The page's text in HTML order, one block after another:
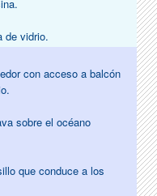
de vidrio.
con acceso a balcón
sobre el océano
que conduce a los